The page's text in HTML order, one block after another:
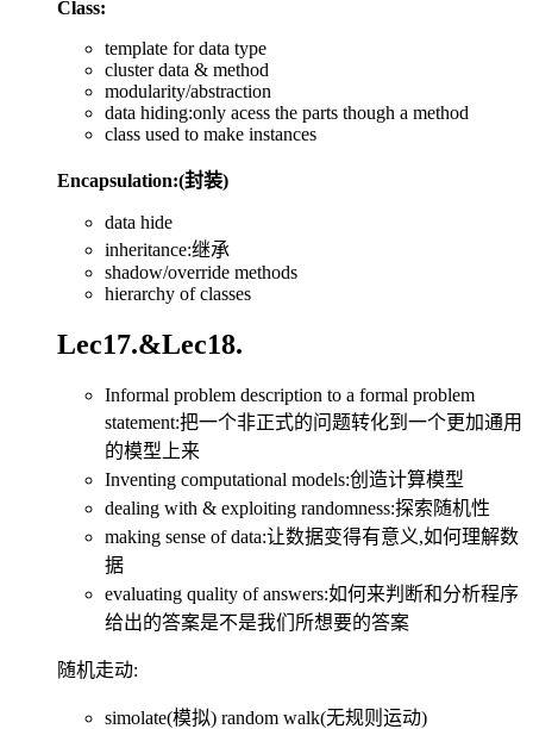
Class:
template for data type
cluster data & method
modularity/abstraction
data hiding:only acess the parts though a method
class used to make instances
Encapsulation:(封装)
data hide
inheritance:继承
shadow/override methods
hierarchy of classes
Lec17.&Lec18.
Informal problem description to a formal problem
statement:把一个非正式的问题转化到一个更加通用
的模型上来
Inventing computational models:创造计算模型
dealing with & exploiting randomness:探索随机性
making sense of data:让数据变得有意义,如何理解数
据
evaluating quality of answers:如何来判断和分析程序
给出的答案是不是我们所想要的答案
随机走动:
simolate(模拟) random walk(无规则运动)